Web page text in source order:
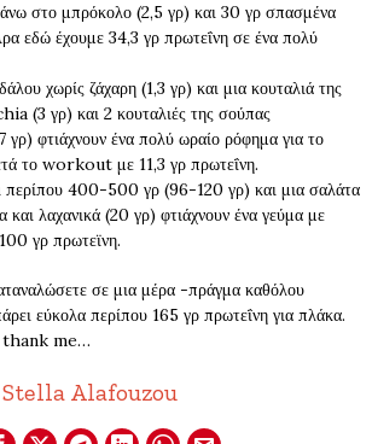
στο μπρόκολο (2,5 γρ) και 30 γρ σπασμένα
εδώ έχουμε 34,3 γρ πρωτεΐνη σε ένα πολύ
χωρίς ζάχαρη (1,3 γρ) και μια κουταλιά της
(3 γρ) και 2 κουταλιές της σούπας
γρ) φτιάχνουν ένα πολύ ωραίο ρόφημα για το
το workout με 11,3 γρ πρωτεΐνη.
περίπου 400-500 γρ (96-120 γρ) και μια σαλάτα
λαχανικά (20 γρ) φτιάχνουν ένα γεύμα με
γρ πρωτεϊνη.
σε μια μέρα -πράγμα καθόλου
εύκολα περίπου 165 γρ πρωτεΐνη για πλάκα.
me…
Alafouzou